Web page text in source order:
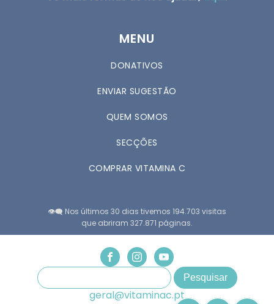
MENU
DONATIVOS
ENVIAR SUGESTÃO
QUEM SOMOS
SECÇÕES
COMPRAR VITAMINA C
👁️‍🗨️ Nos últimos 30 dias tivemos 194.703 visitas
que abriram 327.871 páginas.
geral@vitaminac.pt